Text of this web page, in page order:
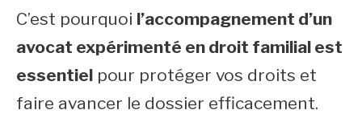
C’est pourquoi l’accompagnement d’un
avocat expérimenté en droit familial est
essentiel pour protéger vos droits et
faire avancer le dossier efficacement.